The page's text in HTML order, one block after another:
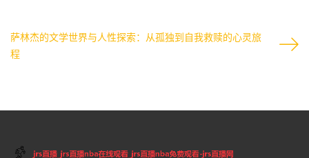
萨林杰的文学世界与人性探索：从孤独到自我救赎的心灵旅
程